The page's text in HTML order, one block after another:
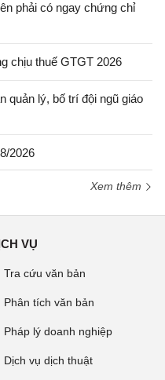
phải có ngay chứng chỉ
chịu thuế GTGT 2026
quản lý, bố trí đội ngũ giáo
2026
Xem thêm
VỤ
Tra cứu văn bản
Phân tích văn bản
Pháp lý doanh nghiệp
Dịch vụ dịch thuật